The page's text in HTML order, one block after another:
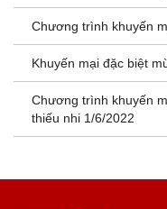
Chương trình khuyến
Khuyến mại đặc biệt
Chương trình khuyến
thiếu nhi 1/6/2022